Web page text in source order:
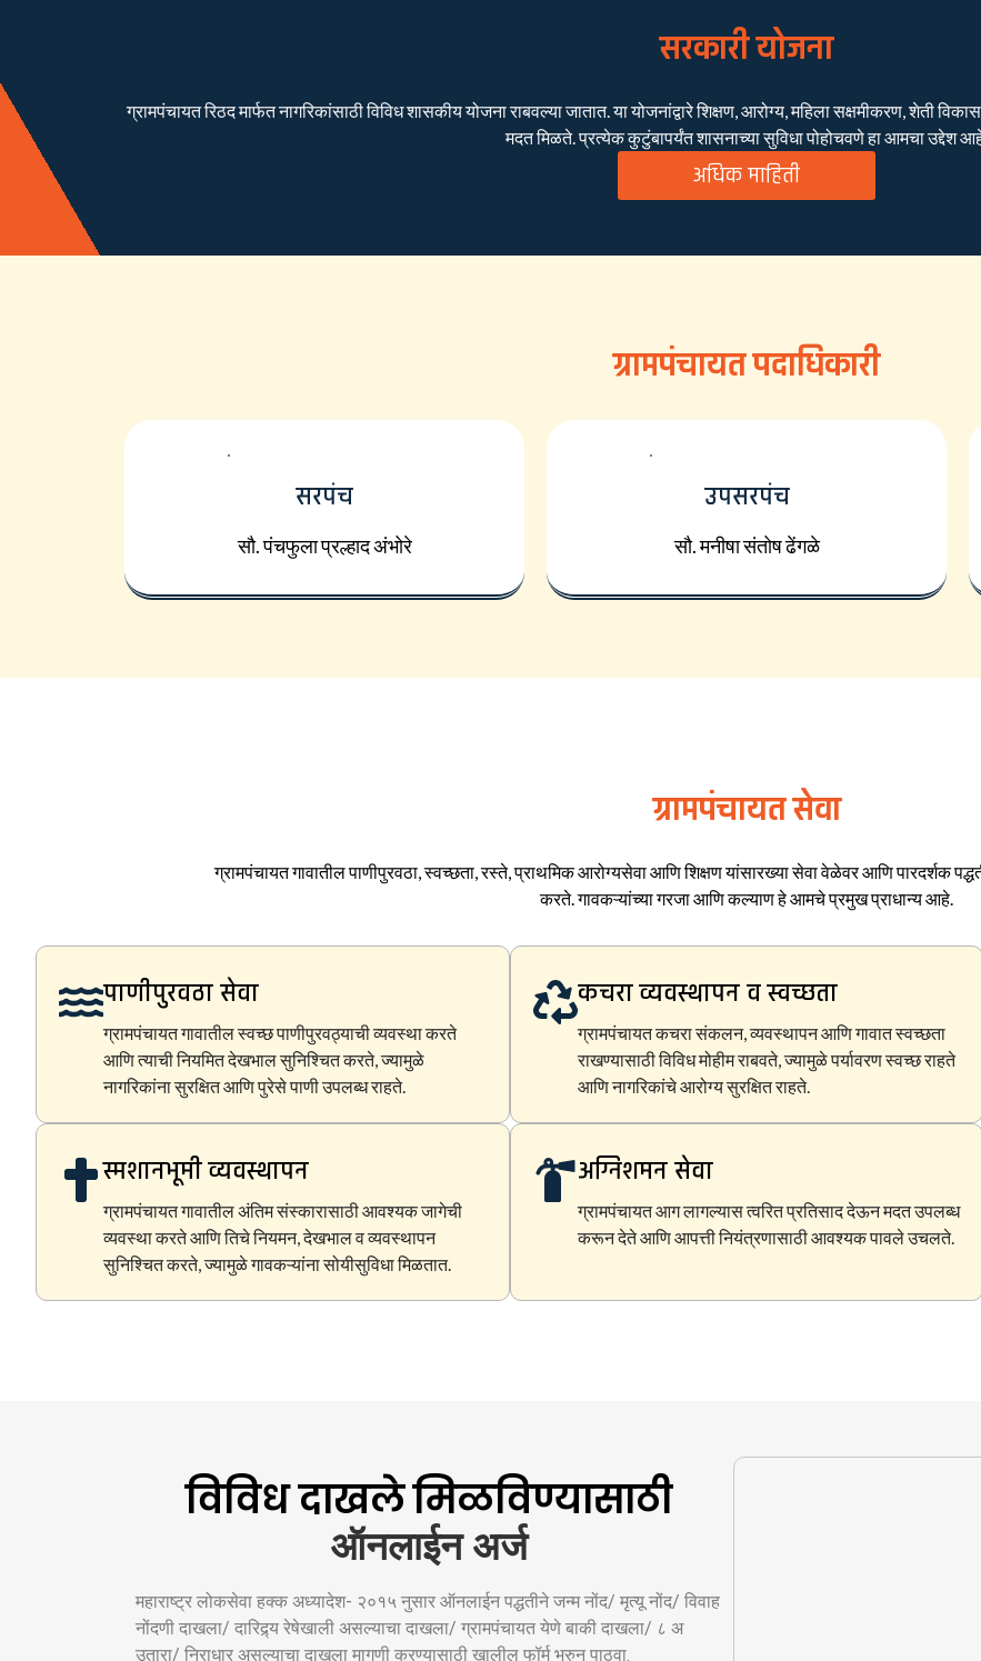
सरकारी योजना
ग्रामपंचायत रिठद मार्फत नागरिकांसाठी विविध शासकीय योजना राबवल्या जातात. या योजनांद्वारे शिक्षण, आरोग्य, महिला सक्षमीकरण, शेती
मदत मिळते. प्रत्येक कुटुंबापर्यंत शासनाच्या सुविधा पोहोचवणे हा आमचा उद्देश
अधिक माहिती
ग्रामपंचायत पदाधिकारी
सरपंच
सौ. पंचफुला प्रल्हाद अंभोरे
उपसरपंच
सौ. मनीषा संतोष ढेंगळे
ग्रामपंचायत सेवा
ग्रामपंचायत गावातील पाणीपुरवठा, स्वच्छता, रस्ते, प्राथमिक आरोग्यसेवा आणि शिक्षण यांसारख्या सेवा वेळेवर आणि पारदर्शक
करते. गावकऱ्यांच्या गरजा आणि कल्याण हे आमचे प्रमुख प्राधान्य आहे.
पाणीपुरवठा सेवा
ग्रामपंचायत गावातील स्वच्छ पाणीपुरवठ्याची व्यवस्था करते
आणि त्याची नियमित देखभाल सुनिश्चित करते, ज्यामुळे
नागरिकांना सुरक्षित आणि पुरेसे पाणी उपलब्ध राहते.
कचरा व्यवस्थापन व स्वच्छता
ग्रामपंचायत कचरा संकलन, व्यवस्थापन आणि गावात स्वच्छता
राखण्यासाठी विविध मोहीम राबवते, ज्यामुळे पर्यावरण स्वच्छ राहते
आणि नागरिकांचे आरोग्य सुरक्षित राहते.
स्मशानभूमी व्यवस्थापन
ग्रामपंचायत गावातील अंतिम संस्कारासाठी आवश्यक जागेची
व्यवस्था करते आणि तिचे नियमन, देखभाल व व्यवस्थापन
सुनिश्चित करते, ज्यामुळे गावकऱ्यांना सोयीसुविधा मिळतात.
अग्निशमन सेवा
ग्रामपंचायत आग लागल्यास त्वरित प्रतिसाद देऊन मदत उपलब्ध
करून देते आणि आपत्ती नियंत्रणासाठी आवश्यक पावले उचलते.
विविध दाखले मिळविण्यासाठी
ऑनलाईन अर्ज
महाराष्ट्र लोकसेवा हक्क अध्यादेश- २०१५ नुसार ऑनलाईन पद्धतीने जन्म नोंद/ मृत्यू नोंद/ विवाह
नोंदणी दाखला/ दारिद्र्य रेषेखाली असल्याचा दाखला/ ग्रामपंचायत येणे बाकी दाखला/ ८ अ
उतारा/ निराधार असल्याचा दाखला मागणी करण्यासाठी खालील फॉर्म भरुन पाठवा.